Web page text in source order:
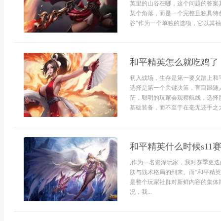
英里的山谷在哪，这个问题的答
某个角落，而是一个完整且独具
谷”作为一个单独的选项，它以其
和平精英怎么就吃鸡
初入战场，生存是第一要义踏上
选择是第一个关键决策，盲目跟
茫，聪明的玩家会观察航线，选
基础装备，而不至于在毫无还手之
和平精英什么时候s11
,作为一名资深玩家，我对赛季更
肤与战术格局的到来。而“和平精
是整个玩家社群对新鲜内容的集
况，我...